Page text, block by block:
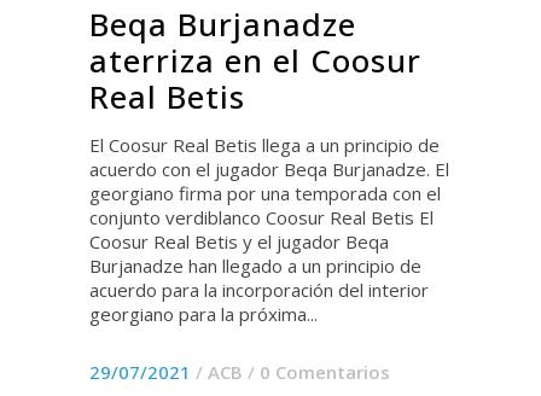
Beqa Burjanadze
aterriza en el Coosur
Real Betis
El Coosur Real Betis llega a un principio de
acuerdo con el jugador Beqa Burjanadze. El
georgiano firma por una temporada con el
conjunto verdiblanco Coosur Real Betis El
Coosur Real Betis y el jugador Beqa
Burjanadze han llegado a un principio de
acuerdo para la incorporación del interior
georgiano para la próxima...
29/07/2021 / ACB / 0 Comentarios